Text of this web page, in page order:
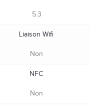
5.3
Liaison Wifi
Non
NFC
Non